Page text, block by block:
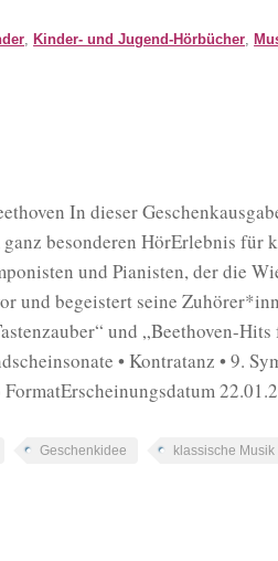
, Kinder- und Jugend-Hörbücher,
In dieser
besonderen HörErlebnis
und Pianisten, der die
und begeistert seine
und „Beethoven-
• Kontratanz • 9.
Geschenkidee klassische Musik